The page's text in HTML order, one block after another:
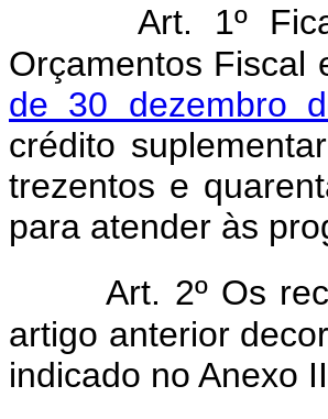
Art. 1º
Orçamentos Fiscal
de 30 dezembro
crédito
trezentos e
para atender às
Art. 2º Os
artigo anterior
indicado no Anexo